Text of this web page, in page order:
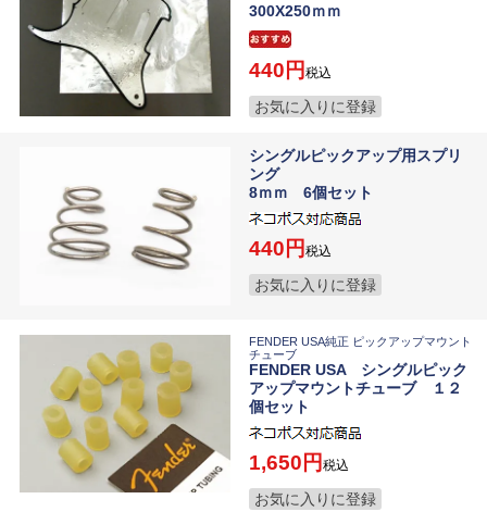
300X250ｍｍ
440 税込
お気に入りに登録
シングルピックアップ用スプリ
ング
8ｍｍ 6個セット
440 税込
お気に入りに登録
FENDER USA純正 ピックアップマウント
チューブ
FENDER USA シングルピック
アップマウントチューブ １２
個セット
1,650 税込
お気に入りに登録